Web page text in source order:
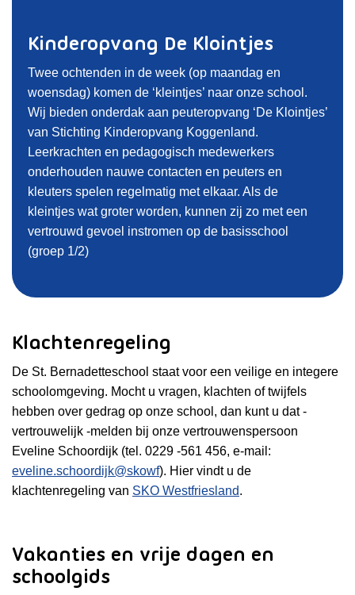
Kinderopvang De Klointjes
Twee ochtenden in de week (op maandag en
woensdag) komen de ‘kleintjes’ naar onze school.
Wij bieden onderdak aan peuteropvang ‘De Klointjes’
van Stichting Kinderopvang Koggenland.
Leerkrachten en pedagogisch medewerkers
onderhouden nauwe contacten en peuters en
kleuters spelen regelmatig met elkaar. Als de
kleintjes wat groter worden, kunnen zij zo met een
vertrouwd gevoel instromen op de basisschool
(groep 1/2)
Klachtenregeling
De St. Bernadetteschool staat voor een veilige en integere
schoolomgeving. Mocht u vragen, klachten of twijfels
hebben over gedrag op onze school, dan kunt u dat -
vertrouwelijk -melden bij onze vertrouwenspersoon
Eveline Schoordijk (tel. 0229 -561 456, e-mail:
eveline.schoordijk@skowf). Hier vindt u de
klachtenregeling van SKO Westfriesland.
Vakanties en vrije dagen en
schoolgids